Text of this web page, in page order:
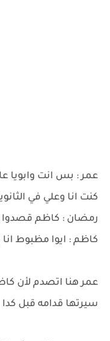
عمر : بس انت وابويا
كنت انا وعلي في
رمضان : كاظم قصدوا
كاظم : ايوا مظبوط انا
عمر هنا اتصدم لأن
سيرتها قدامه قبل كدا